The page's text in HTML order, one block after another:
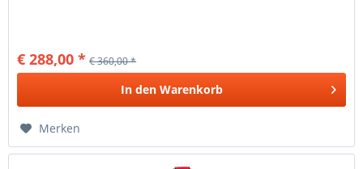
€ 288,00 * € 360,00 *
In den Warenkorb
Merken